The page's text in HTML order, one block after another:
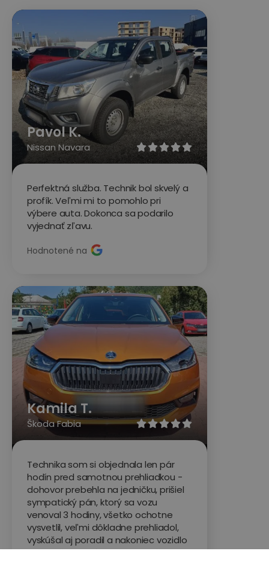

Pavol K.
Nissan Navara
Perfektná služba. Technik bol skvelý a
profík. Veľmi mi to pomohlo pri
výbere auta. Dokonca sa podarilo
vyjednať zľavu.
Hodnotené na

Kamila T.
Škoda Fabia
Technika som si objednala len pár
hodín pred samotnou prehliadkou -
dohovor prebehla na jedničku, prišiel
sympatický pán, ktorý sa vozu
venoval 3 hodiny, všetko ochotne
vysvetlil, veľmi dôkladne prehliadol,
vyskúšal aj poradil a nakoniec vozidlo
odporučilo na kúpu, neboli na ňom